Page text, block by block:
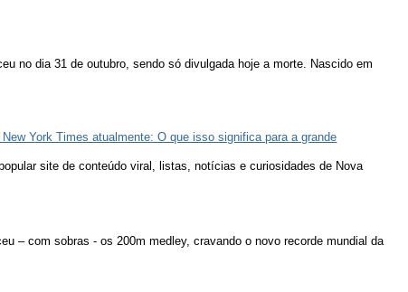
no dia 31 de outubro, sendo só divulgada hoje a morte. Nascido em
York Times atualmente: O que isso significa para a grande
site de conteúdo viral, listas, notícias e curiosidades de Nova
– com sobras - os 200m medley, cravando o novo recorde mundial da